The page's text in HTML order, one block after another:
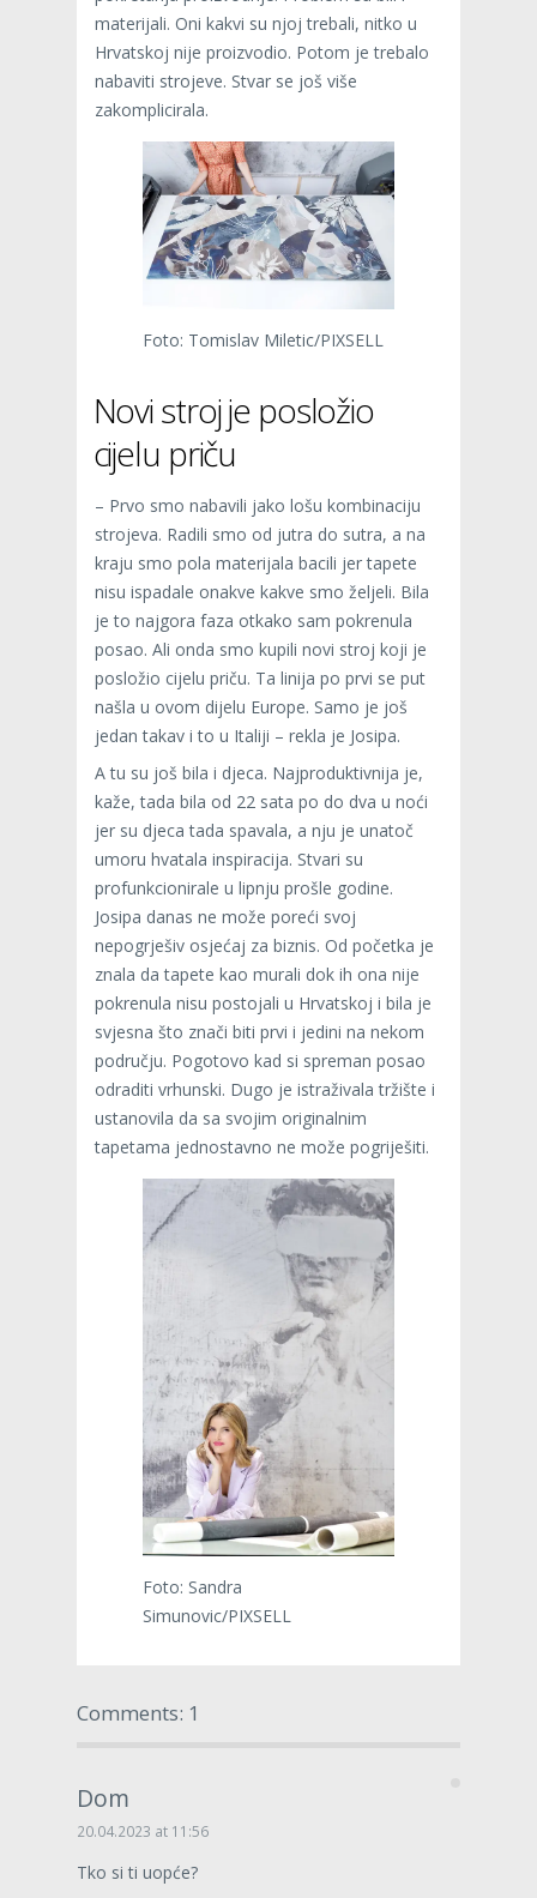
materijali. Oni kakvi su njoj trebali, nitko u
Hrvatskoj nije proizvodio. Potom je trebalo
nabaviti strojeve. Stvar se još više
zakomplicirala.
Foto: Tomislav Miletic/PIXSELL
Novi stroj je posložio
cijelu priču
– Prvo smo nabavili jako lošu kombinaciju
strojeva. Radili smo od jutra do sutra, a na
kraju smo pola materijala bacili jer tapete
nisu ispadale onakve kakve smo željeli. Bila
je to najgora faza otkako sam pokrenula
posao. Ali onda smo kupili novi stroj koji je
posložio cijelu priču. Ta linija po prvi se put
našla u ovom dijelu Europe. Samo je još
jedan takav i to u Italiji – rekla je Josipa.
A tu su još bila i djeca. Najproduktivnija je,
kaže, tada bila od 22 sata po do dva u noći
jer su djeca tada spavala, a nju je unatoč
umoru hvatala inspiracija. Stvari su
profunkcionirale u lipnju prošle godine.
Josipa danas ne može poreći svoj
nepogrješiv osjećaj za biznis. Od početka je
znala da tapete kao murali dok ih ona nije
pokrenula nisu postojali u Hrvatskoj i bila je
svjesna što znači biti prvi i jedini na nekom
području. Pogotovo kad si spreman posao
odraditi vrhunski. Dugo je istraživala tržište i
ustanovila da sa svojim originalnim
tapetama jednostavno ne može pogriješiti.
Foto: Sandra
Simunovic/PIXSELL
Comments: 1
Dom
20.04.2023 at 11:56
Tko si ti uopće?